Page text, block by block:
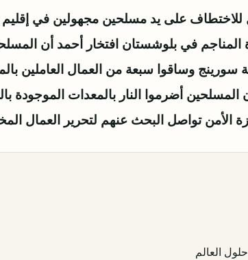
على يد مسلحين مجهولين في
المناجم في بلوشستان افتخار أحمد أن
وساقوا سبعة من العمال العاملين
أضرموا النار بالمعدات الموجودة
الأمن تواصل البحث عنهم لتحرير العمال
العالم